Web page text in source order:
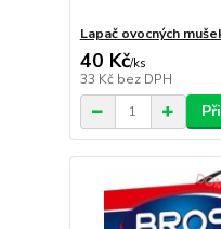
Lapač ovocných
40 Kč/ks
33 Kč bez DPH